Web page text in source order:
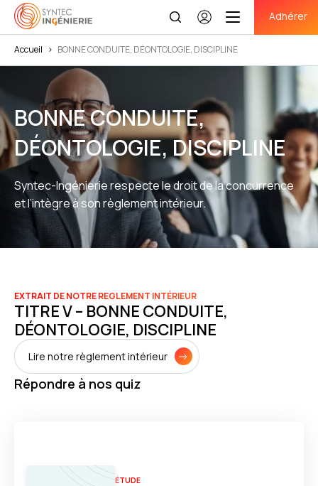
Se
connecter
Adhérer
Accueil > BONNE CONDUITE, DÉONTOLOGIE, DISCIPLINE
BONNE CONDUITE,
DÉONTOLOGIE, DISCIPLINE
Syntec-Ingénierie respecte le droit de la concurrence
et l’intègre à son règlement intérieur.
EXTRAIT DE NOTRE REGLEMENT INTÉRIEUR
TITRE V – BONNE CONDUITE,
DÉONTOLOGIE, DISCIPLINE
Lire notre règlement intérieur
Répondre à nos quiz
ÉTUDE